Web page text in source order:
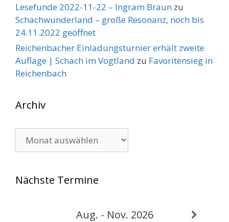
Lesefunde 2022-11-22 – Ingram Braun zu
Schachwunderland – große Resonanz, noch bis
24.11.2022 geöffnet
Reichenbacher Einladungsturnier erhält zweite
Auflage | Schach im Vogtland zu Favoritensieg in
Reichenbach
Archiv
Nächste Termine
Aug. - Nov. 2026